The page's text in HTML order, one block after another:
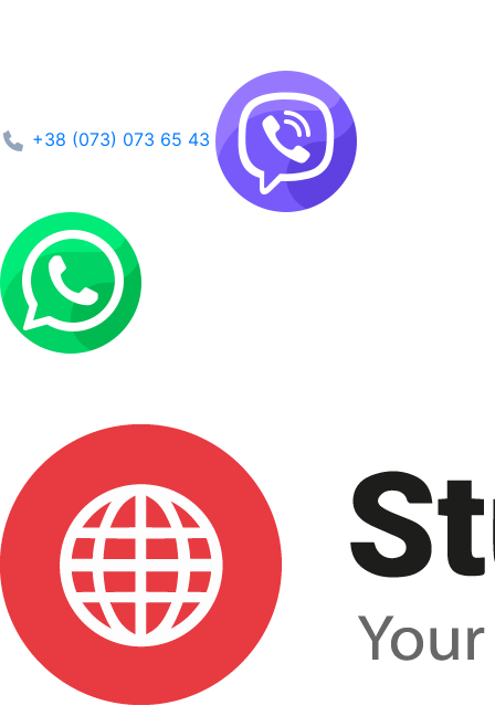
+38 (073) 073 65 43